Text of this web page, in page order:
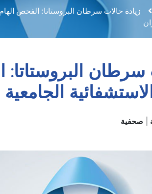
زيادة حالات سرطان البروستاتا: الفحص
سرطان
صحفية